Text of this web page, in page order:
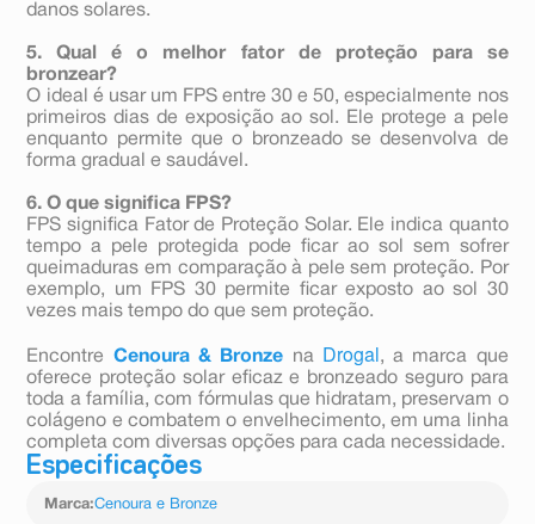
danos solares.
5. Qual é o melhor fator de proteção para se
bronzear?
O ideal é usar um FPS entre 30 e 50, especialmente nos
primeiros dias de exposição ao sol. Ele protege a pele
enquanto permite que o bronzeado se desenvolva de
forma gradual e saudável.
6. O que significa FPS?
FPS significa Fator de Proteção Solar. Ele indica quanto
tempo a pele protegida pode ficar ao sol sem sofrer
queimaduras em comparação à pele sem proteção. Por
exemplo, um FPS 30 permite ficar exposto ao sol 30
vezes mais tempo do que sem proteção.
Encontre Cenoura & Bronze na Drogal, a marca que
oferece proteção solar eficaz e bronzeado seguro para
toda a família, com fórmulas que hidratam, preservam o
colágeno e combatem o envelhecimento, em uma linha
completa com diversas opções para cada necessidade.
Especificações
Marca:Cenoura e Bronze